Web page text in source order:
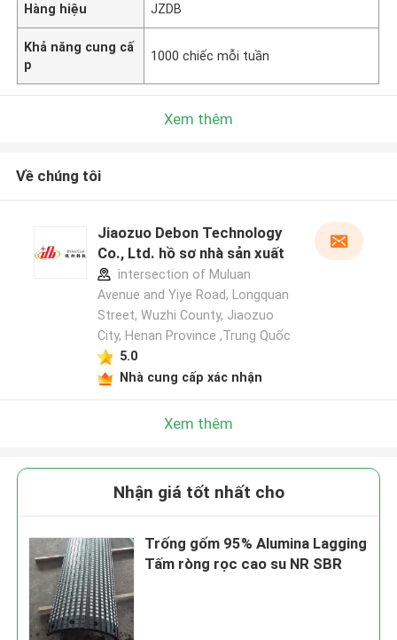
Hàng hiệu JZDB
Khả năng cung cấ
p
1000 chiếc mỗi tuần
Xem thêm
Về chúng tôi
Jiaozuo Debon Technology
Co., Ltd. hồ sơ nhà sản xuất
intersection of Muluan
Avenue and Yiye Road, Longquan
Street, Wuzhi County, Jiaozuo
City, Henan Province ,Trung Quốc
5.0
Nhà cung cấp xác nhận
Xem thêm
Nhận giá tốt nhất cho
Trống gốm 95% Alumina Lagging
Tấm ròng rọc cao su NR SBR